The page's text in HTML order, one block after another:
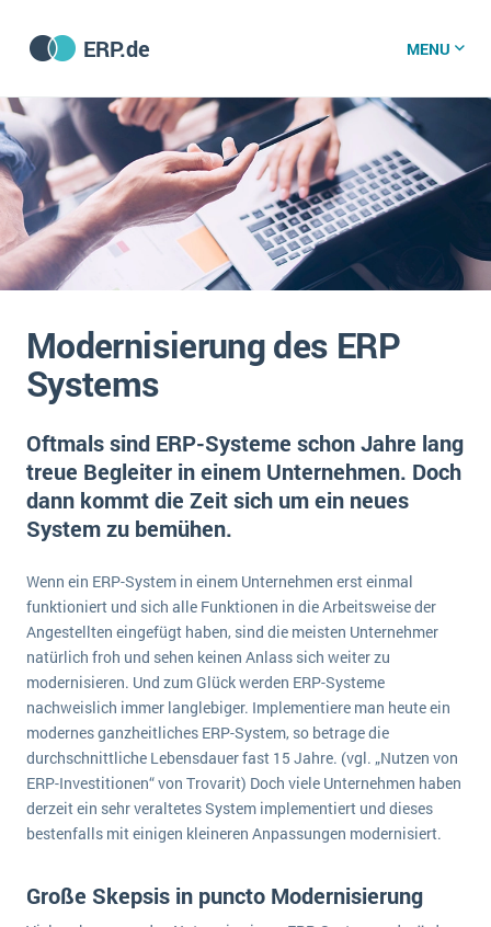
ERP.de
ERP software
Die 15 Schritte einer ERP‑Einführung
Was ist ERP?
ERP-Software nach Branche
Plattform
Funktionalitäten
Kosten
Suche
Auswahl
Einführung
Schulung
Auswertung
Service und Wartung
ERP vergleichen
ERP für jede Branche
ERP-Software nach Branchen
Ämter
Bau
Bildungseinrichtungen
E-commerce
Einzelhandel
Finanzen
Grosshandel
Handel
Handwerk
Health Care
IKT
Installation
Landwirtschaft
Medien
ERP Wissenszentrum
Vorgestellt
Die 4 Komponenten eines CRM-Systems
5 Funktionen einer ERP-Software für Konzerne
Was ist Data Mining? - Ein Leitfaden für Unternehmen
Mehr über ERP-Software
ERP Wissenszentrum
Was ist ERP?
ERP-Experten
Offene Stellen bei ERP-Lieferanten
DSGVO/GDPR
Impressum
Kontakt
MENU
Modernisierung des ERP
Systems
Oftmals sind ERP-Systeme schon Jahre lang
treue Begleiter in einem Unternehmen. Doch
dann kommt die Zeit sich um ein neues
System zu bemühen.
Wenn ein ERP-System in einem Unternehmen erst einmal
funktioniert und sich alle Funktionen in die Arbeitsweise der
Angestellten eingefügt haben, sind die meisten Unternehmer
natürlich froh und sehen keinen Anlass sich weiter zu
modernisieren. Und zum Glück werden ERP-Systeme
nachweislich immer langlebiger. Implementiere man heute ein
modernes ganzheitliches ERP-System, so betrage die
durchschnittliche Lebensdauer fast 15 Jahre. (vgl. „Nutzen von
ERP-Investitionen“ von Trovarit) Doch viele Unternehmen haben
derzeit ein sehr veraltetes System implementiert und dieses
bestenfalls mit einigen kleineren Anpassungen modernisiert.
Große Skepsis in puncto Modernisierung